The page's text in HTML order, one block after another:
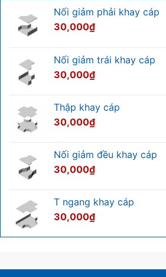
chuẩn
thuật
GTGT
không?
Cập
nhật
công
kiến
bạn
Nối giảm phải khay cáp
30,000₫
Nối giảm trái khay cáp
30,000₫
Thập khay cáp
30,000₫
Nối giảm đều khay cáp
30,000₫
T ngang khay cáp
30,000₫